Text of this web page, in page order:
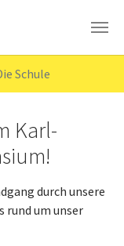
Schule
Karl-
durch unsere
rund um unser